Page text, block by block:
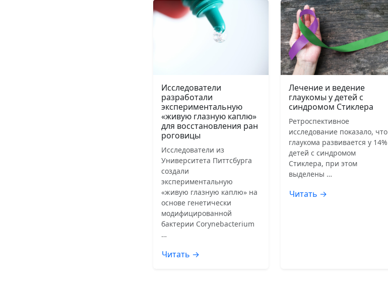
Исследователи
разработали
экспериментальную
«живую глазную каплю»
для восстановления ран
роговицы
Исследователи из
Университета Питтсбурга
создали
экспериментальную
«живую глазную каплю» на
основе генетически
модифицированной
бактерии Corynebacterium
…
Читать →
Лечение и ведение
глаукомы у детей с
синдромом Стиклера
Ретроспективное
исследование показало, что
глаукома развивается у 14%
детей с синдромом
Стиклера, при этом
выделены …
Читать →